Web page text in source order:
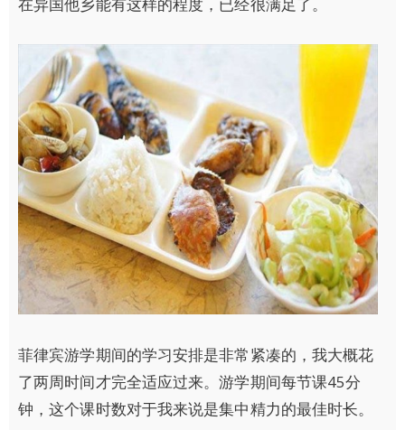
菲律宾游学期间的学习安排是非常紧凑的，我大概花
了两周时间才完全适应过来。游学期间每节课45分
钟，这个课时数对于我来说是集中精力的最佳时长。